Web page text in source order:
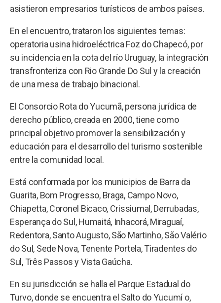
asistieron empresarios turísticos de ambos países.
En el encuentro, trataron los siguientes temas:
operatoria usina hidroeléctrica Foz do Chapecó, por
su incidencia en la cota del río Uruguay, la integración
transfronteriza con Rio Grande Do Sul y la creación
de una mesa de trabajo binacional.
El Consorcio Rota do Yucumã, persona jurídica de
derecho público, creada en 2000, tiene como
principal objetivo promover la sensibilización y
educación para el desarrollo del turismo sostenible
entre la comunidad local.
Está conformada por los municipios de Barra da
Guarita, Bom Progresso, Braga, Campo Novo,
Chiapetta, Coronel Bicaco, Crissiumal, Derrubadas,
Esperança do Sul, Humaitá, Inhacorá, Miraguaí,
Redentora, Santo Augusto, São Martinho, São Valério
do Sul, Sede Nova, Tenente Portela, Tiradentes do
Sul, Três Passos y Vista Gaúcha.
En su jurisdicción se halla el Parque Estadual do
Turvo, donde se encuentra el Salto do Yucumí o,